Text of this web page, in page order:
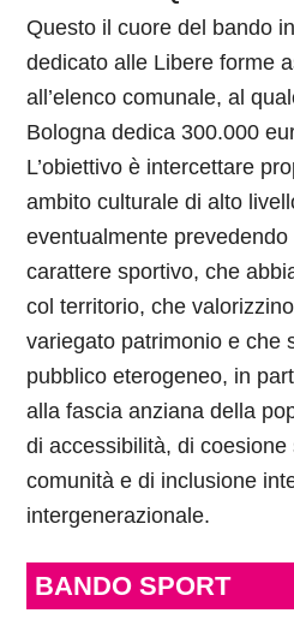
Questo il cuore del bando
dedicato alle Libere forme
all’elenco comunale, al
Bologna dedica 300.000
L’obiettivo è intercettare
ambito culturale di alto
eventualmente
carattere sportivo, che
col territorio, che
variegato patrimonio e che
pubblico eterogeneo, in
alla fascia anziana della
di accessibilità, di
comunità e di inclusione
intergenerazionale.
BANDO SPORT